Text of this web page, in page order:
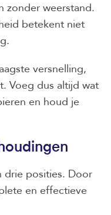
zonder weerstand.
betekent niet
versnelling,
Voeg dus altijd wat
en houd je
drie posities. Door
en effectieve